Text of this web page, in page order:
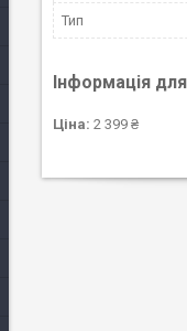
Тип
Інформація
Ціна: 2 399 ₴